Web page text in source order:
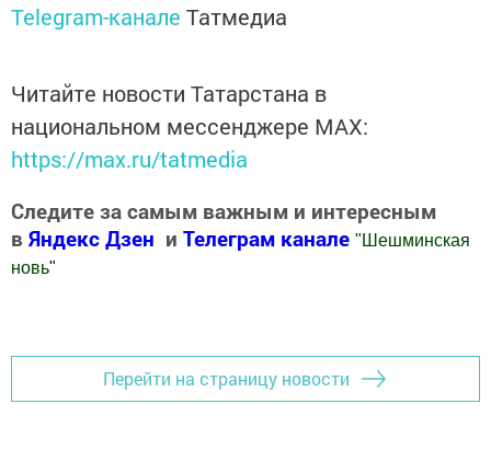
Telegram-канале Татмедиа
Читайте новости Татарстана в
национальном мессенджере MАХ:
https://max.ru/tatmedia
Следите за самым важным и интересным
в Яндекс Дзен и Телеграм канале " Шешминская
новь"
Перейти на страницу новости